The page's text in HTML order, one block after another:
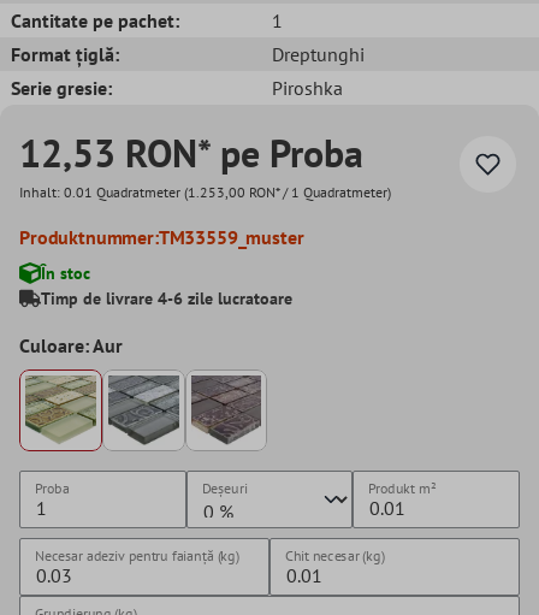
Cantitate pe pachet:
1
Format țiglă:
Dreptunghi
Serie gresie:
Piroshka
12,53 RON* pe Proba
Inhalt: 0.01 Quadratmeter (1.253,00 RON* / 1 Quadratmeter)
Produktnummer:TM33559_muster
În stoc
Timp de livrare 4-6 zile lucratoare
Culoare: Aur
Proba Deșeuri Produkt m²
Necesar adeziv pentru faianță (kg) Chit necesar (kg)